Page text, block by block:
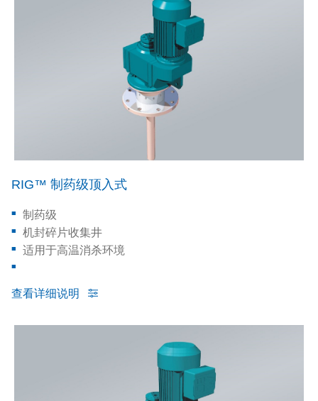
RIG™ 制药级顶入式
制药级
机封碎片收集井
适用于高温消杀环境
查看详细说明